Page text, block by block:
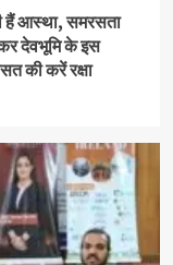
हैं आस्था, समरसता
देवभूमि के इस
की करें रक्षा